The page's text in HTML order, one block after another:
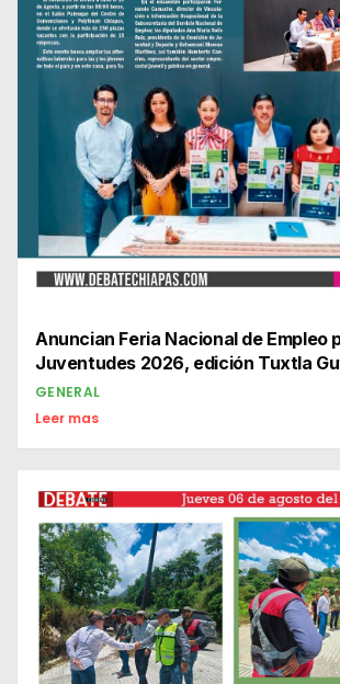
Anuncian Feria Nacional de Empleo
Juventudes 2026, edición Tuxtla
GENERAL
Leer mas